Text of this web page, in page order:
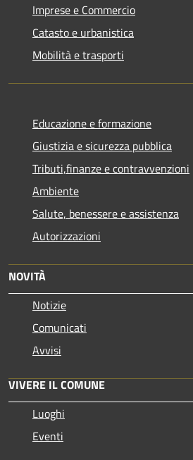
Imprese e Commercio
Catasto e urbanistica
Mobilità e trasporti
Educazione e formazione
Giustizia e sicurezza pubblica
Tributi,finanze e contravvenzioni
Ambiente
Salute, benessere e assistenza
Autorizzazioni
NOVITÀ
Notizie
Comunicati
Avvisi
VIVERE IL COMUNE
Luoghi
Eventi